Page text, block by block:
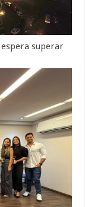
superar